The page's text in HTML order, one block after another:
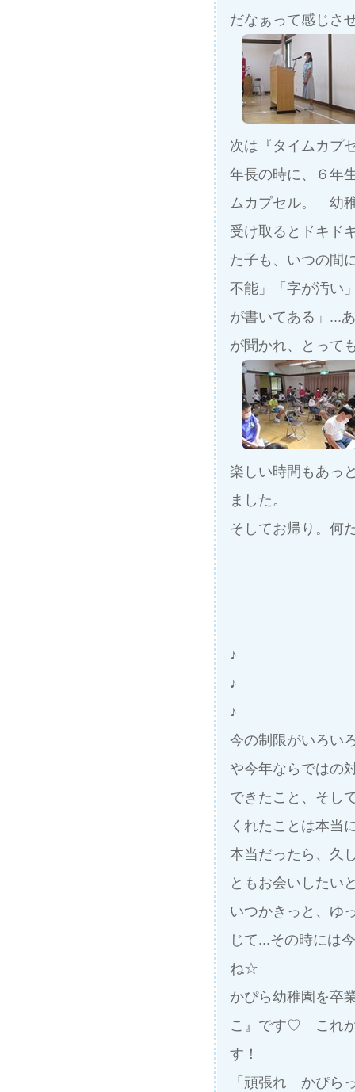
だなぁって感じさ
次は『タイムカプ
年長の時に、６年
ムカプセル。 幼
受け取るとドキド
た子も、いつの間
不能」「字が汚い
が書いてある」...
が聞かれ、とって
楽しい時間もあっ
ました。
そしてお帰り。何
♪
♪
♪
今の制限がいろい
や今年ならではの
できたこと、そし
くれたことは本当
本当だったら、久
ともお会いしたい
いつかきっと、ゆ
じて...その時には
ね☆
かぴら幼稚園を卒
こ』です♡ これか
す！
「頑張れ かぴら